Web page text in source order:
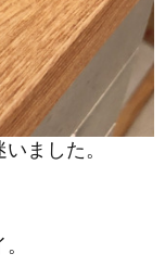
ました。